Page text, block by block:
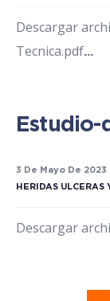
Descargar
Tecnica.pdf...
Estudio-
3 De Mayo De 2023
HERIDAS ULCERAS
Descargar